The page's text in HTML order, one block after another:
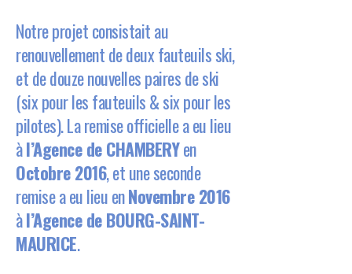
Notre projet consistait au
renouvellement de deux fauteuils ski,
et de douze nouvelles paires de ski
(six pour les fauteuils & six pour les
pilotes). La remise officielle a eu lieu
àl’Agence de CHAMBERYen
Octobre 2016, et une seconde
remise a eu lieu enNovembre 2016
àl’Agence de BOURG-SAINT-
MAURICE.